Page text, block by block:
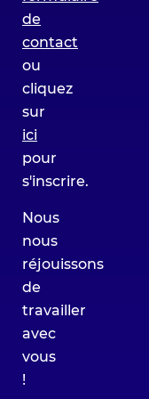
de
contact
ou
cliquez
sur
ici
pour
s'inscrire.
Nous
nous
réjouissons
de
travailler
avec
vous
!